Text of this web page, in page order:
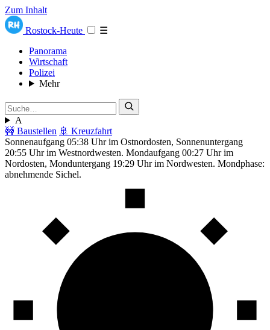
Zum Inhalt
Rostock-Heute
☰
Panorama
Wirtschaft
Polizei
Mehr
A
🚧 Baustellen 🚢 Kreuzfahrt
Sonnenaufgang 05:38 Uhr im Ostnordosten, Sonnenuntergang
20:55 Uhr im Westnordwesten. Mondaufgang 00:27 Uhr im
Nordosten, Monduntergang 19:29 Uhr im Nordwesten. Mondphase:
abnehmende Sichel.